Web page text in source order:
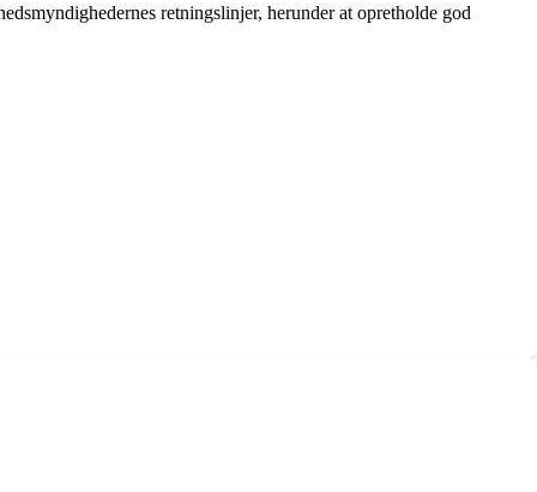
retningslinjer, herunder at opretholde god